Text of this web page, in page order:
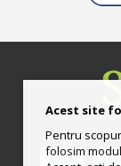
Acest site
Pentru
folosim